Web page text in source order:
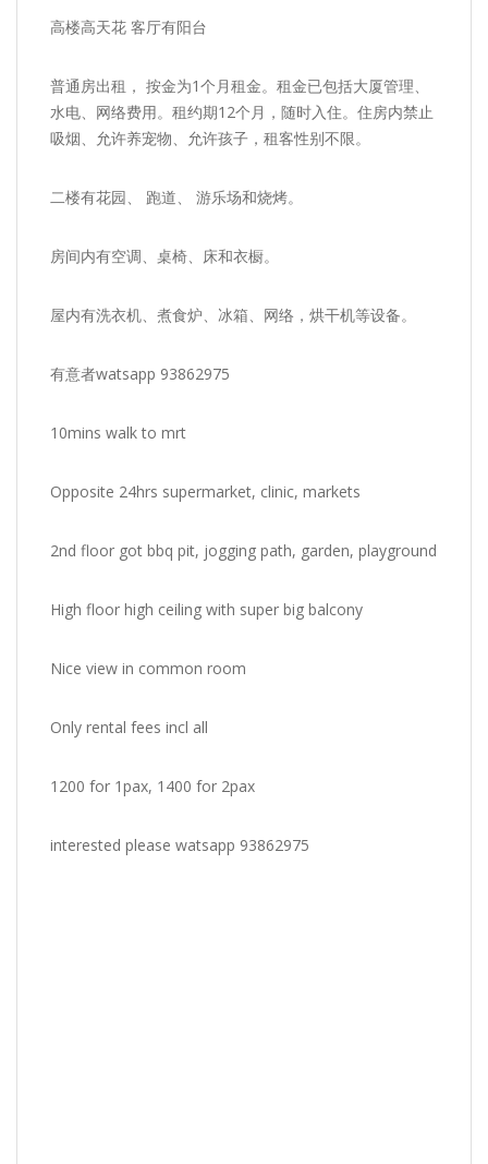
高楼高天花 客厅有阳台
普通房出租， 按金为1个月租金。租金已包括大厦管理、
水电、网络费用。租约期12个月，随时入住。住房内禁止
吸烟、允许养宠物、允许孩子，租客性别不限。
二楼有花园、 跑道、 游乐场和烧烤。
房间内有空调、桌椅、床和衣橱。
屋内有洗衣机、煮食炉、冰箱、网络，烘干机等设备。
有意者watsapp 93862975
10mins walk to mrt
Opposite 24hrs supermarket, clinic, markets
2nd floor got bbq pit, jogging path, garden, playground
High floor high ceiling with super big balcony
Nice view in common room
Only rental fees incl all
1200 for 1pax, 1400 for 2pax
interested please watsapp 93862975